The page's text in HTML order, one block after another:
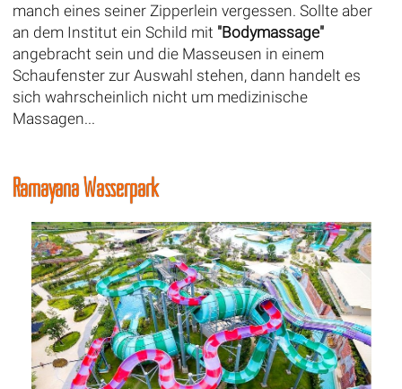
manch eines seiner Zipperlein vergessen. Sollte aber
an dem Institut ein Schild mit "Bodymassage"
angebracht sein und die Masseusen in einem
Schaufenster zur Auswahl stehen, dann handelt es
sich wahrscheinlich nicht um medizinische
Massagen...
Ramayana Wasserpark